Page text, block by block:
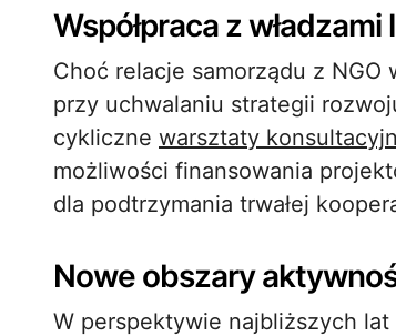
Współpraca z
Choć relacje samorządu z NGO
przy uchwalaniu strategii
cykliczne warsztaty
możliwości finansowania
dla podtrzymania trwałej
Nowe obszary
W perspektywie najbliższych